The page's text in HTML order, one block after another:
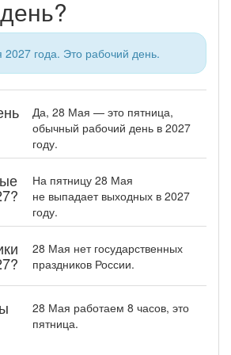
года. Это рабочий день.
Да, 28 Мая — это пятница,
обычный рабочий день в 2027
году.
На пятницу 28 Мая
не выпадает выходных в 2027
году.
28 Мая нет государственных
праздников России.
28 Мая работаем 8 часов, это
пятница.